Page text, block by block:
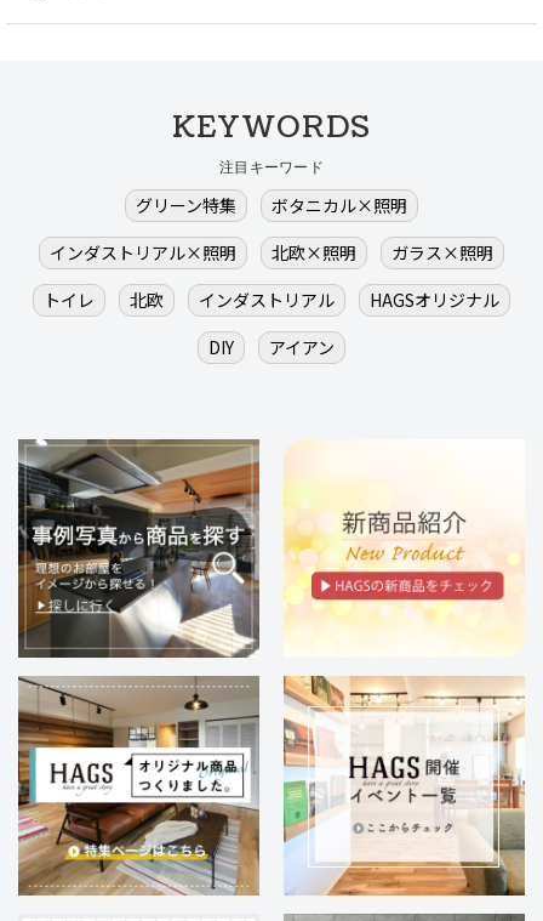
KEYWORDS
注目キーワード
グリーン特集
ボタニカル×照明
インダストリアル×照明
北欧×照明
ガラス×照明
トイレ
北欧 インダストリアル
HAGSオリジナル
DIY
アイアン